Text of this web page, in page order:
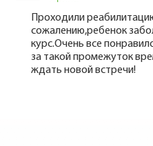
Проходили
сожалению,ребенок
курс.Очень все
за такой промежуток
ждать новой встречи!